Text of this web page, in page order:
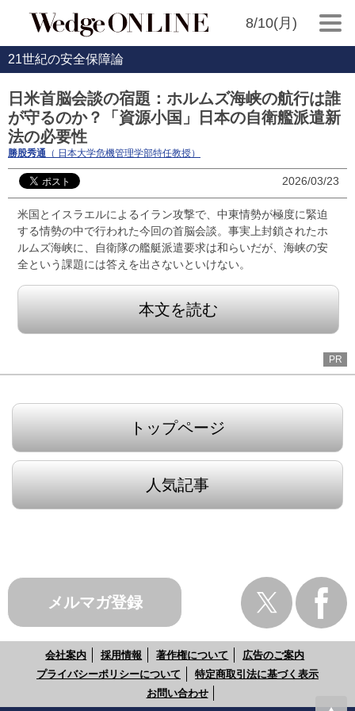
8/10(月)
21世紀の安全保障論
日米首脳会談の宿題：ホルムズ海峡の航行は誰
が守るのか？「資源小国」日本の自衛艦派遣新
法の必要性
勝股秀通 （ 日本大学危機管理学部特任教授）
2026/03/23
米国とイスラエルによるイラン攻撃で、中東情勢が極度に緊迫
する情勢の中で行われた今回の首脳会談。事実上封鎖されたホ
ルムズ海峡に、自衛隊の艦艇派遣要求は和らいだが、海峡の安
全という課題には答えを出さないといけない。
本文を読む
PR
トップページ
人気記事
メルマガ登録
会社案内 採用情報 著作権について
広告のご案内
プライバシーポリシーについて
特定商取引法に基づく表示
お問い合わせ